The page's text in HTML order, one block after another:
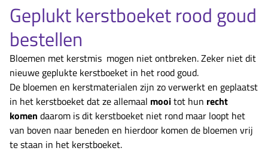
Geplukt kerstboeket rood goud
bestellen
Bloemen met kerstmis mogen niet ontbreken. Zeker niet dit
nieuwe geplukte kerstboeket in het rood goud.
De bloemen en kerstmaterialen zijn zo verwerkt en geplaatst
in het kerstboeket dat ze allemaal mooitot hun recht
komen daarom is dit kerstboeket niet rond maar loopt het
van boven naar beneden en hierdoor komen de bloemen vrij
te staan in het kerstboeket.